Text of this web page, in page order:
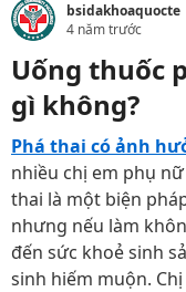
bsidakhoaquocte
4 năm trước
Uống thuốc
gì không?
Phá thai có ảnh
nhiều chị em phụ
thai là một biện
nhưng nếu làm
đến sức khoẻ sinh
sinh hiếm muộn.